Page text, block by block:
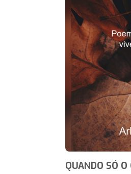
QUANDO SÓ O